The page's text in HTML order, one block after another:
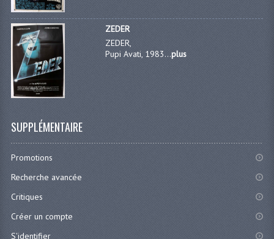
ZEDER
ZEDER,
Pupi Avati, 1983...plus
SUPPLÉMENTAIRE
Promotions
Recherche avancée
Critiques
Créer un compte
S'identifier